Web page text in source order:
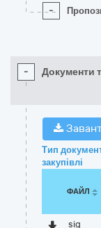
-
- Документи
Тип
закупівлі
ФАЙЛ
sig